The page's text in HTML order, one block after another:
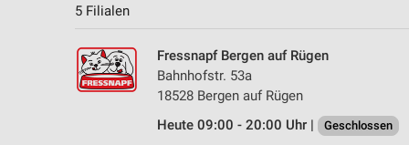
5 Filialen
Fressnapf Bergen auf Rügen
Bahnhofstr. 53a
18528 Bergen auf Rügen
Heute 09:00 - 20:00 Uhr |
Geschlossen